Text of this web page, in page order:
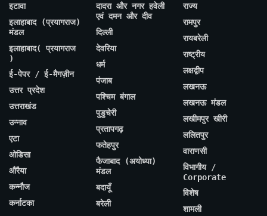
इटावा
इलाहाबाद (प्रयागराज)
मंडल
इलाहाबाद( प्रयागराज
)
ई-पेपर / ई-मैगज़ीन
उत्तर प्रदेश
उत्तराखंड
उन्नाव
एटा
ओडिसा
औरैया
कन्नौज
कर्नाटका
दादरा और नगर हवेली
एवं दमन और दीव
दिल्ली
देवरिया
धर्म
पंजाब
पश्चिम बंगाल
पुडुचेरी
प्रतापगढ़
फतेहपुर
फैजाबाद (अयोध्या)
मंडल
बदायूँ
बरेली
राज्य
रामपुर
रायबरेली
राष्ट्रीय
लक्षद्वीप
लखनऊ
लखनऊ मंडल
लखीमपुर खीरी
ललितपुर
वाराणसी
विभागीय /
Corporate
विशेष
शामली